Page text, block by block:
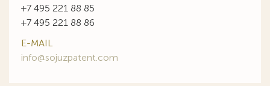
+7 495 221 88 85
+7 495 221 88 86
E-MAIL
info@sojuzpatent.com